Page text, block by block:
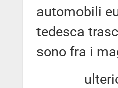
automobili
tedesca
sono fra i
ulteriori